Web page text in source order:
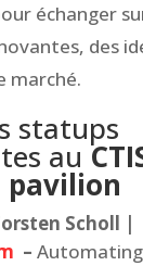
échanger
des
marché.
statups
au
pavilion
Scholl |
–